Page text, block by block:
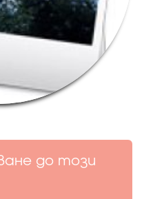
до този